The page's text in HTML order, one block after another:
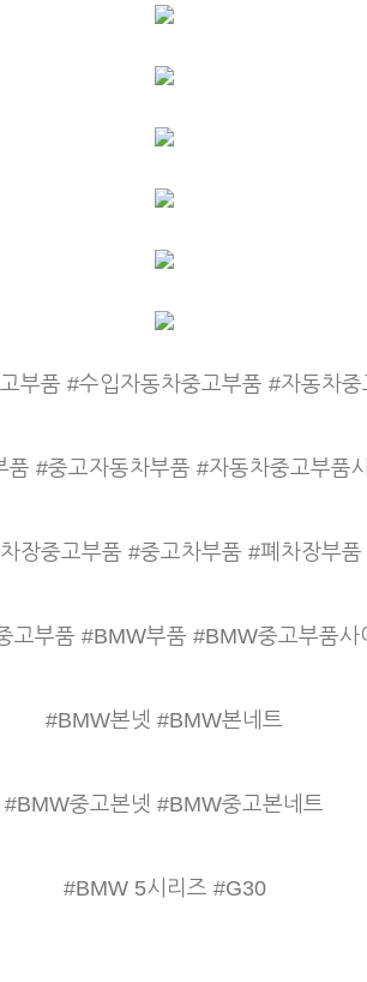
부품 #수입자동차중고부품 #자동차중
품 #중고자동차부품 #자동차중고부품
장중고부품 #중고차부품 #폐차장부품
고부품 #BMW부품 #BMW중고부품사
#BMW본넷 #BMW본네트
#BMW중고본넷 #BMW중고본네트
#BMW 5시리즈 #G30